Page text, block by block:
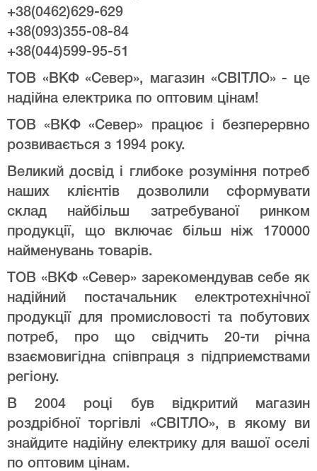
+38(0462)629-629
+38(093)355-08-84
+38(044)599-95-51
ТОВ «ВКФ «Север», магазин «СВІТЛО» - це
надійна електрика по оптовим цінам!
ТОВ «ВКФ «Север» працює і безперервно
розвивається з 1994 року.
Великий досвід і глибоке розуміння потреб
наших клієнтів дозволили сформувати
склад найбільш затребуваної ринком
продукції, що включає більш ніж 170000
найменувань товарів.
ТОВ «ВКФ «Север» зарекомендував себе як
надійний постачальник електротехнічної
продукції для промисловості та побутових
потреб, про що свідчить 20-ти річна
взаємовигідна співпраця з підприемствами
регіону.
В 2004 році був відкритий магазин
роздрібної торгівлі «СВІТЛО», в якому ви
знайдите надійну електрику для вашої оселі
по оптовим цінам.